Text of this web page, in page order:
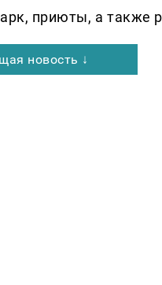
приюты, а также
новость ↓